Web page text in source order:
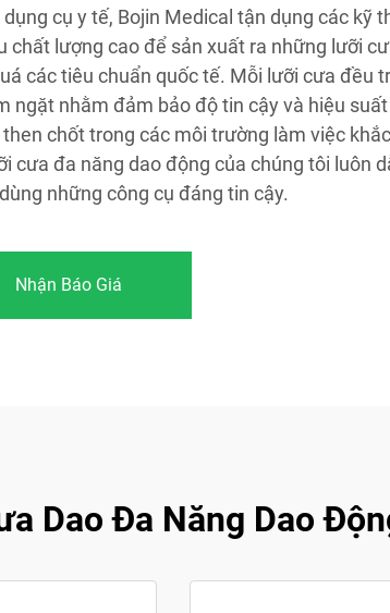
dụng cụ y tế, Bojin Medical tận dụng các kỹ
chất lượng cao để sản xuất ra những lưỡi
các tiêu chuẩn quốc tế. Mỗi lưỡi cưa đều
ngặt nhằm đảm bảo độ tin cậy và hiệu
chốt trong các môi trường làm việc
cưa đa năng dao động của chúng tôi luôn
những công cụ đáng tin cậy.
Nhận Báo Giá
Dao Đa Năng Dao